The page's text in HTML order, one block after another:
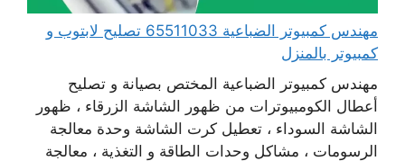
مهندس كمبيوتر الضباعية 65511033 تصليح لابتوب و
كمبيوتر بالمنزل
مهندس كمبيوتر الضباعية المختص بصيانة و تصليح
أعطال الكومبيوترات من ظهور الشاشة الزرقاء ، ظهور
الشاشة السوداء ، تعطيل كرت الشاشة وحدة معالجة
الرسومات ، مشاكل وحدات الطاقة و التغذية ، معالجة